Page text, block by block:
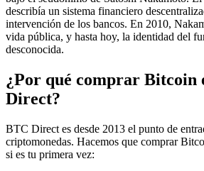
describía un sistema financiero
intervención de los bancos. En 2010,
vida pública, y hasta hoy, la identidad del
desconocida.
¿Por qué comprar Bitcoin
Direct?
BTC Direct es desde 2013 el punto de
criptomonedas. Hacemos que comprar
si es tu primera vez: